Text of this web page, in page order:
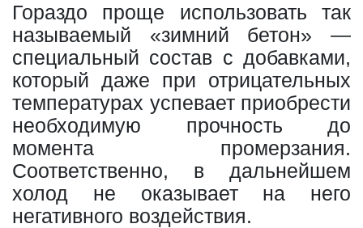
Гораздо проще использовать так
называемый «зимний бетон» —
специальный состав с добавками,
который даже при отрицательных
температурах успевает приобрести
необходимую прочность до
момента промерзания.
Соответственно, в дальнейшем
холод не оказывает на него
негативного воздействия.